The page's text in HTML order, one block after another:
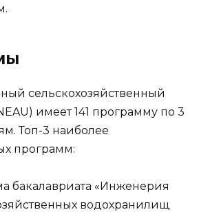
сельскохозяйственный
имеет 141 программу по 3
Топ-3 наиболее
программ:
бакалавриата «Инженерия
водохранилищ